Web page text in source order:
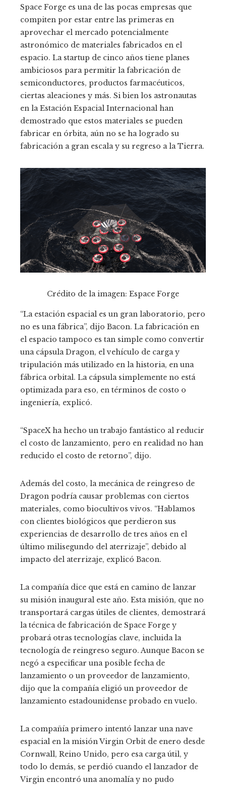
Space Forge es una de las pocas empresas que
compiten por estar entre las primeras en
aprovechar el mercado potencialmente
astronómico de materiales fabricados en el
espacio. La startup de cinco años tiene planes
ambiciosos para permitir la fabricación de
semiconductores, productos farmacéuticos,
ciertas aleaciones y más. Si bien los astronautas
en la Estación Espacial Internacional han
demostrado que estos materiales se pueden
fabricar en órbita, aún no se ha logrado su
fabricación a gran escala y su regreso a la Tierra.
Crédito de la imagen: Espace Forge
“La estación espacial es un gran laboratorio, pero
no es una fábrica”, dijo Bacon. La fabricación en
el espacio tampoco es tan simple como convertir
una cápsula Dragon, el vehículo de carga y
tripulación más utilizado en la historia, en una
fábrica orbital. La cápsula simplemente no está
optimizada para eso, en términos de costo o
ingeniería, explicó.
“SpaceX ha hecho un trabajo fantástico al reducir
el costo de lanzamiento, pero en realidad no han
reducido el costo de retorno”, dijo.
Además del costo, la mecánica de reingreso de
Dragon podría causar problemas con ciertos
materiales, como biocultivos vivos. “Hablamos
con clientes biológicos que perdieron sus
experiencias de desarrollo de tres años en el
último milisegundo del aterrizaje”, debido al
impacto del aterrizaje, explicó Bacon.
La compañía dice que está en camino de lanzar
su misión inaugural este año. Esta misión, que no
transportará cargas útiles de clientes, demostrará
la técnica de fabricación de Space Forge y
probará otras tecnologías clave, incluida la
tecnología de reingreso seguro. Aunque Bacon se
negó a especificar una posible fecha de
lanzamiento o un proveedor de lanzamiento,
dijo que la compañía eligió un proveedor de
lanzamiento estadounidense probado en vuelo.
La compañía primero intentó lanzar una nave
espacial en la misión Virgin Orbit de enero desde
Cornwall, Reino Unido, pero esa carga útil, y
todo lo demás, se perdió cuando el lanzador de
Virgin encontró una anomalía y no pudo